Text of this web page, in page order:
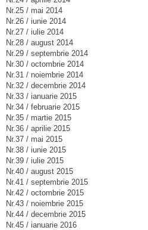
Nr.25 / mai 2014
Nr.26 / iunie 2014
Nr.27 / iulie 2014
Nr.28 / august 2014
Nr.29 / septembrie 2014
Nr.30 / octombrie 2014
Nr.31 / noiembrie 2014
Nr.32 / decembrie 2014
Nr.33 / ianuarie 2015
Nr.34 / februarie 2015
Nr.35 / martie 2015
Nr.36 / aprilie 2015
Nr.37 / mai 2015
Nr.38 / iunie 2015
Nr.39 / iulie 2015
Nr.40 / august 2015
Nr.41 / septembrie 2015
Nr.42 / octombrie 2015
Nr.43 / noiembrie 2015
Nr.44 / decembrie 2015
Nr.45 / ianuarie 2016